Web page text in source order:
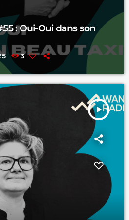
: Oui-Oui dans son
3
play_arrow